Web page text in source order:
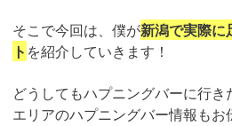
そこで今回は、僕が新潟で実際に
ト を紹介していきます！
どうしてもハプニングバーに行
エリアのハプニングバー情報もお